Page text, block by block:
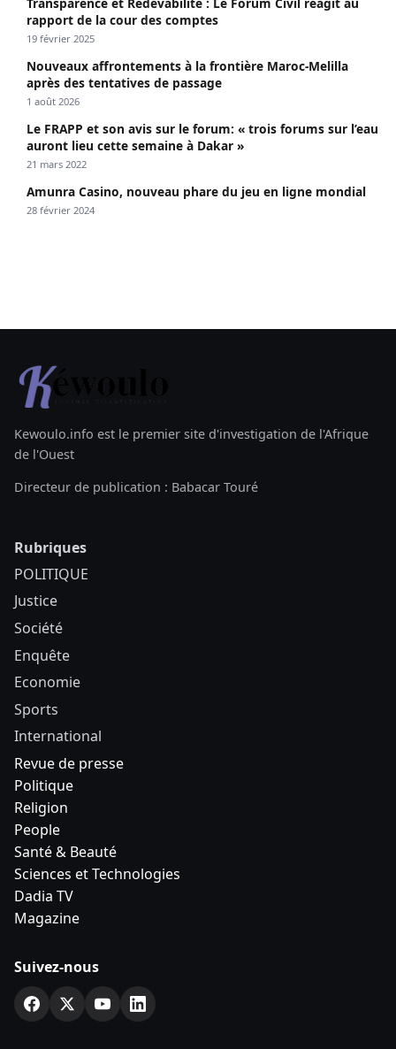
rapport de la cour des comptes
19 février 2025
Nouveaux affrontements à la frontière Maroc-Melilla
après des tentatives de passage
1 août 2026
Le FRAPP et son avis sur le forum: « trois forums sur l’eau
auront lieu cette semaine à Dakar »
21 mars 2022
Amunra Casino, nouveau phare du jeu en ligne mondial
28 février 2024
Kewoulo.info est le premier site d'investigation de l'Afrique
de l'Ouest
Directeur de publication : Babacar Touré
Rubriques
POLITIQUE
Justice
Société
Enquête
Economie
Sports
International
Revue de presse
Politique
Religion
People
Santé & Beauté
Sciences et Technologies
Dadia TV
Magazine
Suivez-nous